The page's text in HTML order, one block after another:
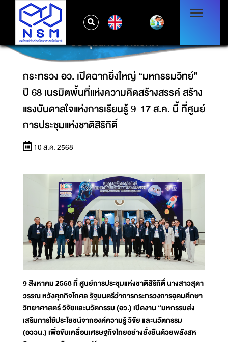
กระทรวง อว. เปิดฉากยิ่งใหญ่ “มหกรรมวิทย์” ปี
68 เนรมิตพื้นที่แห่งความคิดสร้างสรรค์ สร้างแรง
บันดาลใจแห่งการเรียนรู้ 9-17 ส.ค. นี้ ที่ศูนย์การ
ประชุมแห่งชาติสิริกิติ์
กระทรวง อว. เปิดฉากยิ่งใหญ่ “มหกรรมวิทย์”
ปี 68 เนรมิตพื้นที่แห่งความคิดสร้างสรรค์ สร้าง
แรงบันดาลใจแห่งการเรียนรู้ 9-17 ส.ค. นี้ ที่ศูนย์
การประชุมแห่งชาติสิริกิติ์
10 ส.ค. 2568
9 สิงหาคม 2568 ที่ ศูนย์การประชุมแห่งชาติสิริกิติ์ นางสาวสุดา
วรรณ หวังศุภกิจโกศล รัฐมนตรีว่าการกระทรวงการอุดมศึกษา
วิทยาศาสตร์ วิจัยและนวัตกรรม (อว.) เปิดงาน “มหกรรมส่ง
เสริมการใช้ประโยชน์จากองค์ความรู้ วิจัย และนวัตกรรม
(อววน.) เพื่อขับเคลื่อนเศรษฐกิจไทยอย่างยั่งยืนด้วยพลังสห